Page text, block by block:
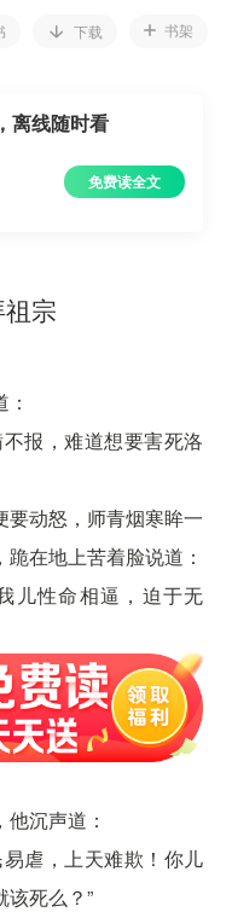
下载 书架
离线随时看
免费读全文
宗
报，难道想要害死洛
动怒，师青烟寒眸一
在地上苦着脸说道：
儿性命相逼，迫于无
沉声道：
虐，上天难欺！你儿
死么？”